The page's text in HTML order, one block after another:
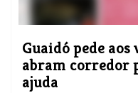
Guaidó pede aos
abram corredor
ajuda